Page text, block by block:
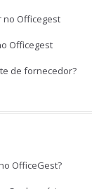
no Officegest
Officegest
de fornecedor?
OfficeGest?